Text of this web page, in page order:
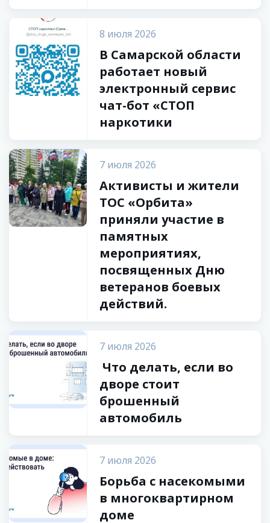
8 июля 2026
В Самарской области
работает новый
электронный сервис
чат-бот «СТОП
наркотики
7 июля 2026
Активисты и жители
ТОС «Орбита»
приняли участие в
памятных
мероприятиях,
посвященных Дню
ветеранов боевых
действий.
7 июля 2026
Что делать, если во
дворе стоит
брошенный
автомобиль
7 июля 2026
Борьба с насекомыми
в многоквартирном
доме